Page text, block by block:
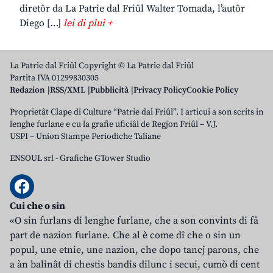
diretôr da La Patrie dal Friûl Walter Tomada, l’autôr
Diego […] lei di plui +
La Patrie dal Friûl Copyright © La Patrie dal Friûl
Partita IVA 01299830305
Redazion RSS/XML Pubblicità Privacy PolicyCookie Policy
Proprietât Clape di Culture “Patrie dal Friûl”. I articui a son scrits in
lenghe furlane e cu la grafie uficiâl de Regjon Friûl – V.J.
USPI – Union Stampe Periodiche Taliane
ENSOUL srl-Grafiche GTower Studio
Cui che o sin
«O sin furlans di lenghe furlane, che a son convints di fâ
part de nazion furlane. Che al è come dî che o sin un
popul, une etnie, une nazion, che dopo tancj parons, che
a àn balinât di chestis bandis dilunc i secui, cumò di cent